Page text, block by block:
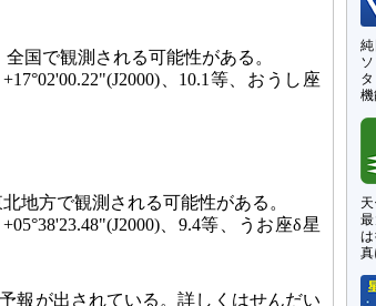
国で観測される可能性がある。
、10.1等、おうし座
地方で観測される可能性がある。
、9.4等、うお座δ星
報が出されている。詳しくはせんだい
真